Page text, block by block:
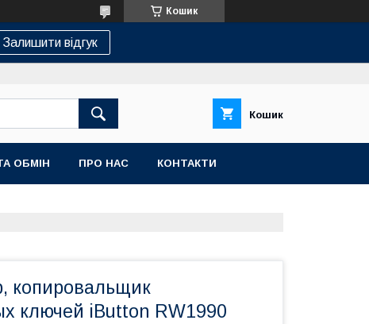
Кошик
Залишити відгук
Кошик
ОБМІН ПРО НАС КОНТАКТИ
копировальщик
ключей iButton RW1990